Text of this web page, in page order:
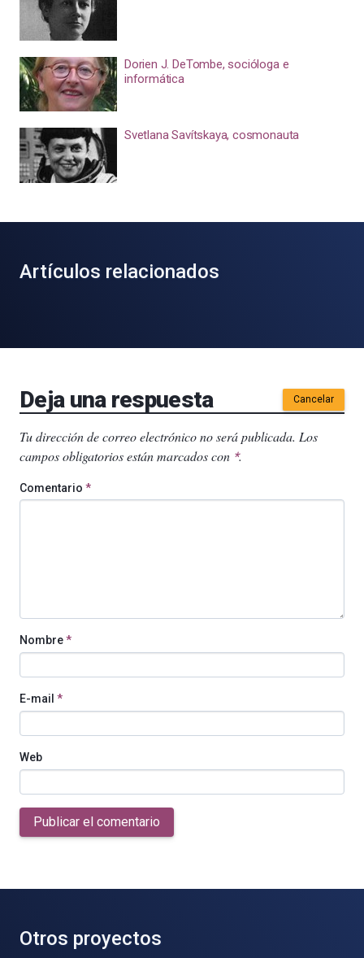
Dorien J. DeTombe, socióloga e
informática
Svetlana Savítskaya, cosmonauta
Artículos relacionados
Deja una respuesta Cancelar
Tu dirección de correo electrónico no será publicada. Los
campos obligatorios están marcados con *.
Comentario *
Nombre*
E-mail *
Web
Publicar el comentario
Otros proyectos